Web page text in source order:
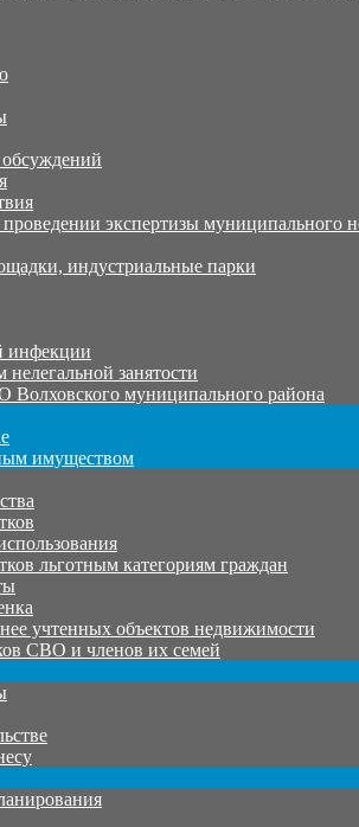
экспертизы муниципального
индустриальные парки
инфекции
занятости
муниципального района
имуществом
льготным категориям граждан
учтенных объектов недвижимости
СВО и членов их семей